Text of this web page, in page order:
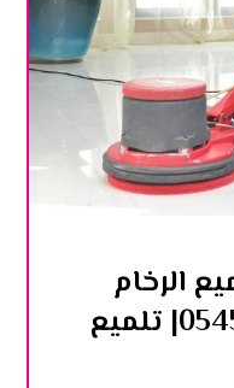
الرخام
الشارقة |0545307678| تلميع